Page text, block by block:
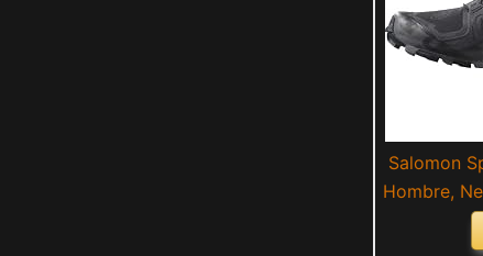
Salomon
Hombre,